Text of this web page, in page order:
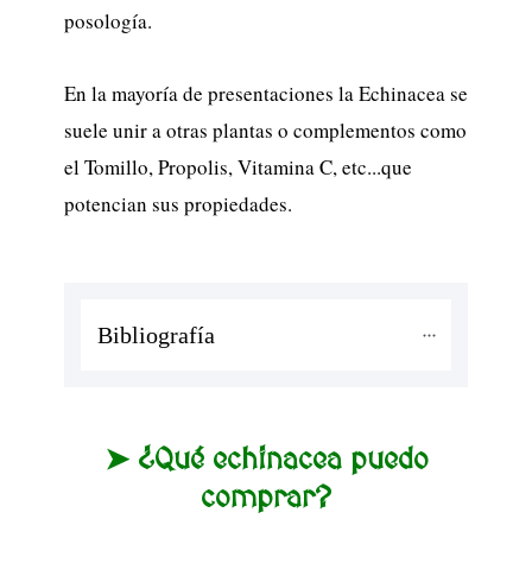
posología.
En la mayoría de presentaciones la Echinacea se
suele unir a otras plantas o complementos como
el Tomillo, Propolis, Vitamina C, etc...que
potencian sus propiedades.
Bibliografía
➤ ¿Qué echinacea puedo
comprar?